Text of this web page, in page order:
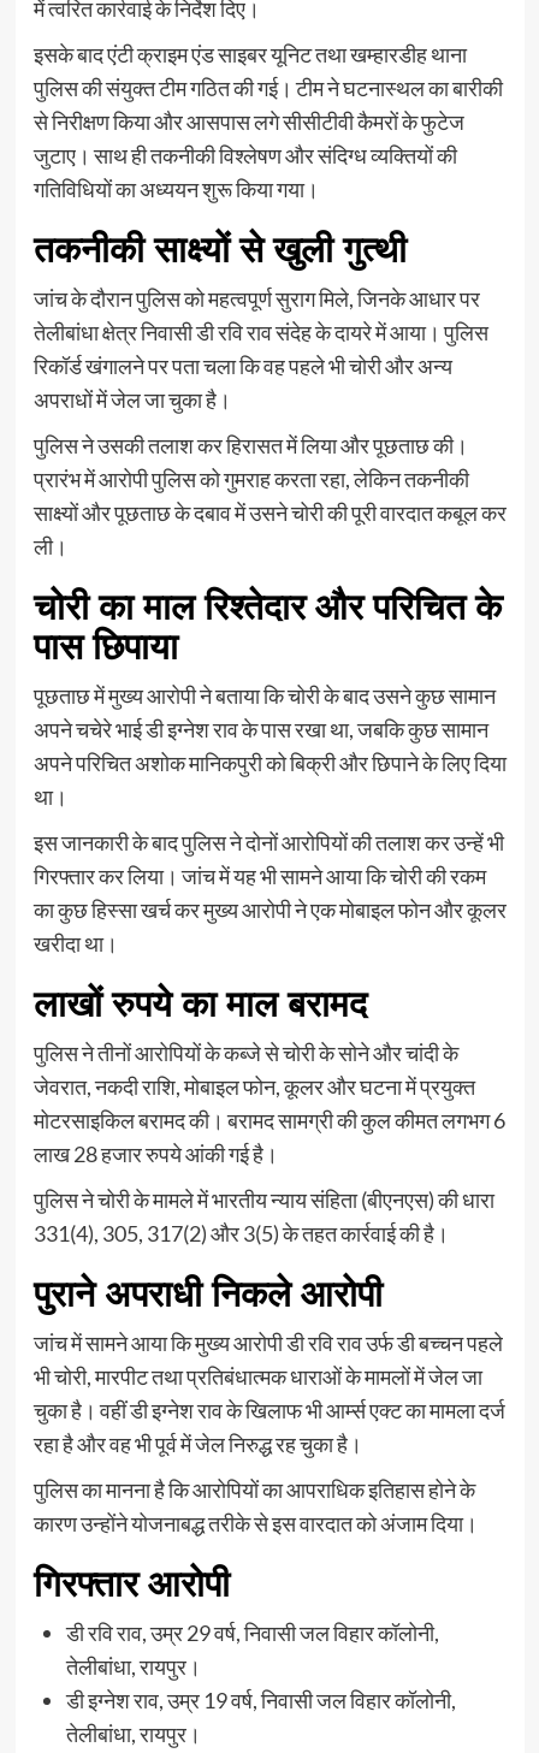
में त्वरित कार्रवाई के निर्देश दिए।
इसके बाद एंटी क्राइम एंड साइबर यूनिट तथा खम्हारडीह थाना
पुलिस की संयुक्त टीम गठित की गई। टीम ने घटनास्थल का बारीकी
से निरीक्षण किया और आसपास लगे सीसीटीवी कैमरों के फुटेज
जुटाए। साथ ही तकनीकी विश्लेषण और संदिग्ध व्यक्तियों की
गतिविधियों का अध्ययन शुरू किया गया।
तकनीकी साक्ष्यों से खुली गुत्थी
जांच के दौरान पुलिस को महत्वपूर्ण सुराग मिले, जिनके आधार पर
तेलीबांधा क्षेत्र निवासी डी रवि राव संदेह के दायरे में आया। पुलिस
रिकॉर्ड खंगालने पर पता चला कि वह पहले भी चोरी और अन्य
अपराधों में जेल जा चुका है।
पुलिस ने उसकी तलाश कर हिरासत में लिया और पूछताछ की।
प्रारंभ में आरोपी पुलिस को गुमराह करता रहा, लेकिन तकनीकी
साक्ष्यों और पूछताछ के दबाव में उसने चोरी की पूरी वारदात कबूल कर
ली।
चोरी का माल रिश्तेदार और परिचित के
पास छिपाया
पूछताछ में मुख्य आरोपी ने बताया कि चोरी के बाद उसने कुछ सामान
अपने चचेरे भाई डी इग्नेश राव के पास रखा था, जबकि कुछ सामान
अपने परिचित अशोक मानिकपुरी को बिक्री और छिपाने के लिए दिया
था।
इस जानकारी के बाद पुलिस ने दोनों आरोपियों की तलाश कर उन्हें भी
गिरफ्तार कर लिया। जांच में यह भी सामने आया कि चोरी की रकम
का कुछ हिस्सा खर्च कर मुख्य आरोपी ने एक मोबाइल फोन और कूलर
खरीदा था।
लाखों रुपये का माल बरामद
पुलिस ने तीनों आरोपियों के कब्जे से चोरी के सोने और चांदी के
जेवरात, नकदी राशि, मोबाइल फोन, कूलर और घटना में प्रयुक्त
मोटरसाइकिल बरामद की। बरामद सामग्री की कुल कीमत लगभग 6
लाख 28 हजार रुपये आंकी गई है।
पुलिस ने चोरी के मामले में भारतीय न्याय संहिता (बीएनएस) की धारा
331(4), 305, 317(2) और 3(5) के तहत कार्रवाई की है।
पुराने अपराधी निकले आरोपी
जांच में सामने आया कि मुख्य आरोपी डी रवि राव उर्फ डी बच्चन पहले
भी चोरी, मारपीट तथा प्रतिबंधात्मक धाराओं के मामलों में जेल जा
चुका है। वहीं डी इग्नेश राव के खिलाफ भी आर्म्स एक्ट का मामला दर्ज
रहा है और वह भी पूर्व में जेल निरुद्ध रह चुका है।
पुलिस का मानना है कि आरोपियों का आपराधिक इतिहास होने के
कारण उन्होंने योजनाबद्ध तरीके से इस वारदात को अंजाम दिया।
गिरफ्तार आरोपी
डी रवि राव, उम्र 29 वर्ष, निवासी जल विहार कॉलोनी,
तेलीबांधा, रायपुर।
डी इग्नेश राव, उम्र 19 वर्ष, निवासी जल विहार कॉलोनी,
तेलीबांधा, रायपुर।